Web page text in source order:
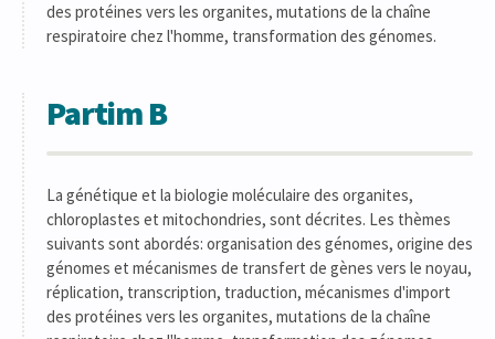
des protéines vers les organites, mutations de la chaîne
respiratoire chez l'homme, transformation des génomes.
Partim B
La génétique et la biologie moléculaire des organites,
chloroplastes et mitochondries, sont décrites. Les thèmes
suivants sont abordés: organisation des génomes, origine des
génomes et mécanismes de transfert de gènes vers le noyau,
réplication, transcription, traduction, mécanismes d'import
des protéines vers les organites, mutations de la chaîne